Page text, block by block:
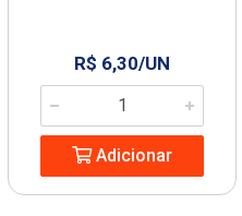
R$ 6,30/UN
Adicionar